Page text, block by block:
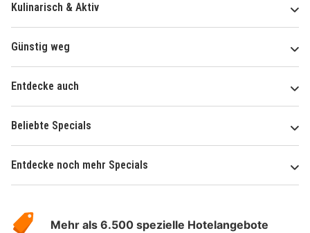
Kulinarisch & Aktiv
Günstig weg
Entdecke auch
Beliebte Specials
Entdecke noch mehr Specials
Hotelspecials
Mehr als 6.500 spezielle Hotelangebote